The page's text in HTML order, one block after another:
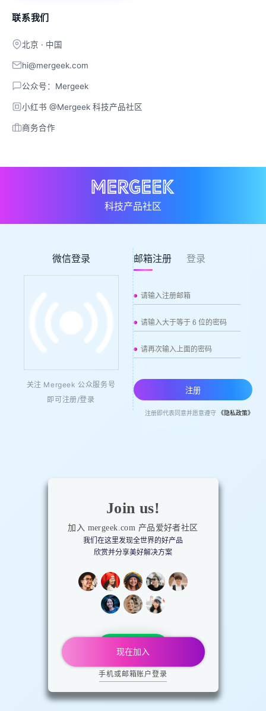
联系我们
北京 · 中国
hi@mergeek.com
公众号：Mergeek
小红书 @Mergeek 科技产品社区
商务合作
科技产品社区
微信登录
关注 Mergeek 公众服务号
即可注册/登录
邮箱注册 登录
注册
注册即代表同意并愿意遵守 《隐私政策》
Join us!
加入 mergeek.com 产品爱好者社区
我们在这里发现全世界的好产品
欣赏并分享美好解决方案
微信登录
手机或邮箱账户登录
现在加入